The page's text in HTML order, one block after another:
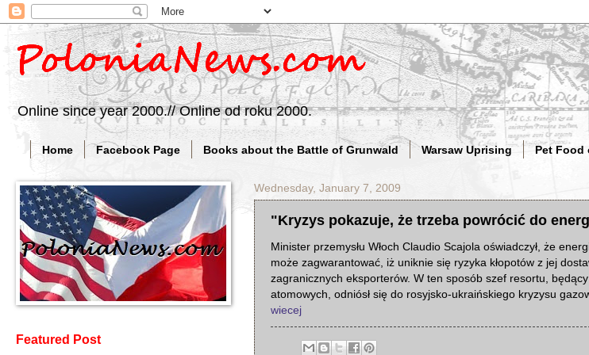
Online since year 2000.// Online od roku 2000.
Home Facebook Page Books about the Battle of Grunwald Warsaw Uprising Pet Food
Wednesday, January 7, 2009
"Kryzys pokazuje, że trzeba powrócić do
Minister przemysłu Włoch Claudio Scajola oświadczył, że
może zagwarantować, iż uniknie się ryzyka kłopotów z jej
zagranicznych eksporterów. W ten sposób szef resortu,
atomowych, odniósł się do rosyjsko-ukraińskiego kryzysu
wiecej
Featured Post